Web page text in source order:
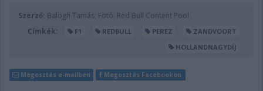
Szerző: Balogh Tamás; Fotó: Red Bull Content Pool
Címkék:
F1 REDBULL PEREZ
ZANDVOORT
HOLLANDNAGYDÍJ
Megosztás e-mailben Megosztás Facebookon